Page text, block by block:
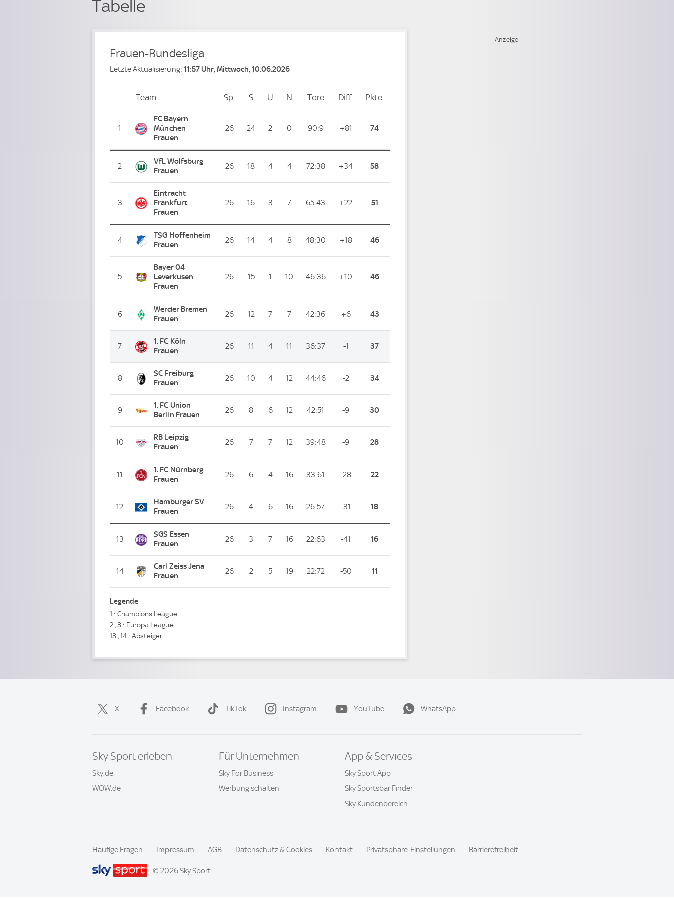
Tabelle
Frauen-Bundesliga
Letzte Aktualisierung: 11:57 Uhr, Mittwoch, 10.06.2026
PlatzTeam Sp. Spiele
S Siege
U Unentschieden
N Niederlagen
ToreToreDiff. Differenz
Pkte.
1
FC Bayern
München
Frauen
26 24 2 0 90:9 +81 74
2
VfL Wolfsburg
Frauen
26 18 4 4 72:38 +34 58
3
Eintracht
Frankfurt
Frauen
26 16 3 7 65:43 +22 51
4
TSG Hoffenheim
Frauen
26 14 4 8 48:30 +18 46
5
Bayer 04
Leverkusen
Frauen
26 15 1 10 46:36 +10 46
6
Werder Bremen
Frauen
26 12 7 7 42:36 +6 43
7
1. FC Köln
Frauen
26 11 4 11 36:37 -1 37
8
SC Freiburg
Frauen
26 10 4 12 44:46 -2 34
9
1. FC Union
Berlin Frauen
26 8 6 12 42:51 -9 30
10
RB Leipzig
Frauen
26 7 7 12 39:48 -9 28
11
1. FC Nürnberg
Frauen
26 6 4 16 33:61 -28 22
12
Hamburger SV
Frauen
26 4 6 16 26:57 -31 18
13
SGS Essen
Frauen
26 3 7 16 22:63 -41 16
14
Carl Zeiss Jena
Frauen
26 2 5 19 22:72 -50 11
Legende
1.: Champions League
2., 3.: Europa League
13., 14.: Absteiger
X Facebook TikTok Instagram YouTube WhatsApp
Sky Sport erleben
Sky.de
WOW.de
Für Unternehmen
Sky For Business
Werbung schalten
App & Services
Sky Sport App
Sky Sportsbar Finder
Sky Kundenbereich
Häufige Fragen Impressum AGB Datenschutz & Cookies Kontakt Privatsphäre-Einstellungen Barrierefreiheit
© 2026 Sky Sport